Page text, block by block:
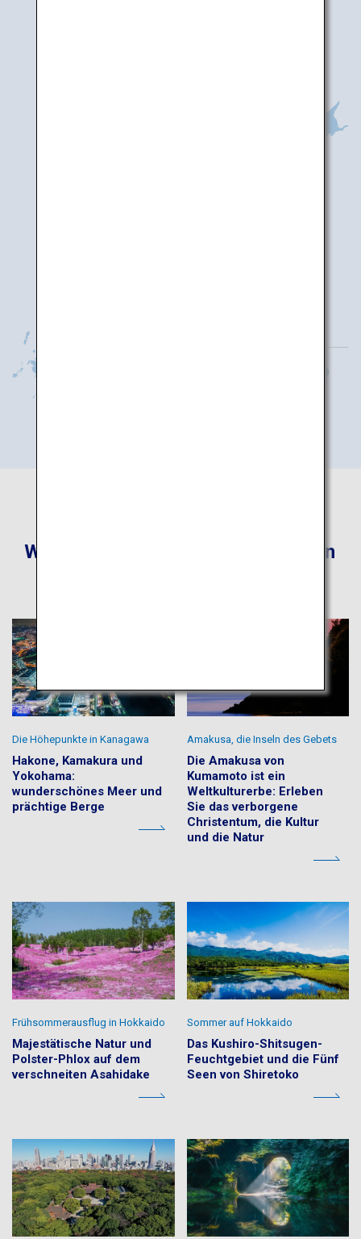
Weitere empfohlene Reiserouten
Hakone, Kamakura und
Yokohama:
wunderschönes Meer und
prächtige Berge
Die Höhepunkte in Kanagawa
Die Amakusa von
Kumamoto ist ein
Weltkulturerbe: Erleben
Sie das verborgene
Christentum, die Kultur
und die Natur
Amakusa, die Inseln des Gebets
Majestätische Natur und
Polster-Phlox auf dem
verschneiten Asahidake
Frühsommerausflug in Hokkaido
Das Kushiro-Shitsugen-
Feuchtgebiet und die Fünf
Seen von Shiretoko
Sommer auf Hokkaido